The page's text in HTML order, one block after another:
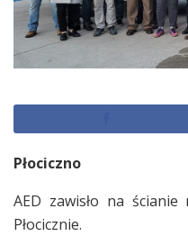
Płociczno
AED zawisło na
Płocicznie.